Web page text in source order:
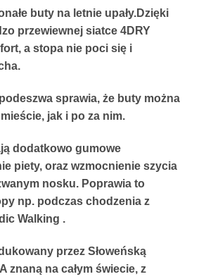
buty na letnie upały.Dzięki
przewiewnej siatce 4DRY
a stopa nie poci się i
sprawia, że buty można
jak i po za nim.
dodatkowo gumowe
piety, oraz wzmocnienie szycia
nosku. Poprawia to
np. podczas chodzenia z
Walking .
przez Słoweńską
znaną na całym świecie, z